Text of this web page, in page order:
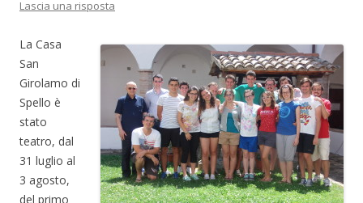
Lascia una risposta
La Casa
San
Girolamo di
Spello è
stato
teatro, dal
31 luglio al
3 agosto,
del primo